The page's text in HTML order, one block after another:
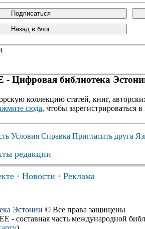
Подписаться
Назад в блог
- Цифровая библиотека
коллекцию статей, книг,
сюда, чтобы зарегистрироваться в
Условия Справка Пригласить друга
редакции
· Новости · Реклама
Эстонии © Все права защищены
- составная часть международной